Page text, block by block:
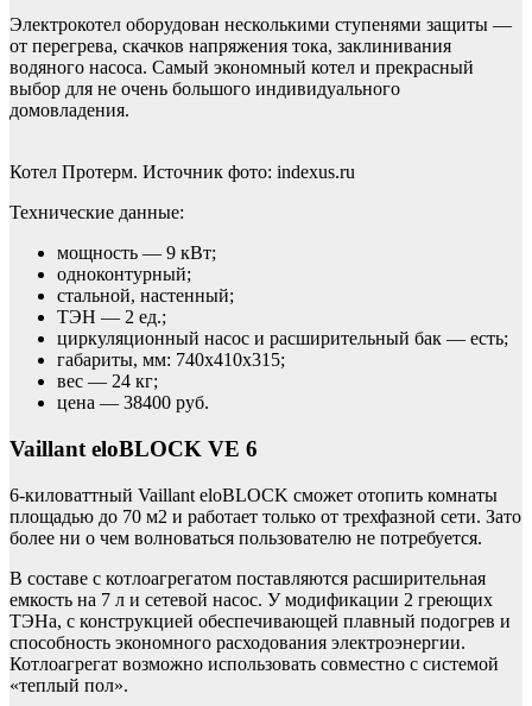
Электрокотел оборудован несколькими ступенями защиты —
от перегрева, скачков напряжения тока, заклинивания
водяного насоса. Самый экономный котел и прекрасный
выбор для не очень большого индивидуального
домовладения.
Котел Протерм. Источник фото: indexus.ru
Технические данные:
мощность — 9 кВт;
одноконтурный;
стальной, настенный;
ТЭН — 2 ед.;
циркуляционный насос и расширительный бак — есть;
габариты, мм: 740х410х315;
вес — 24 кг;
цена — 38400 руб.
Vaillant eloBLOCK VE 6
6-киловаттный Vaillant eloBLOCK сможет отопить комнаты
площадью до 70 м2 и работает только от трехфазной сети. Зато
более ни о чем волноваться пользователю не потребуется.
В составе с котлоагрегатом поставляются расширительная
емкость на 7 л и сетевой насос. У модификации 2 греющих
ТЭНа, с конструкцией обеспечивающей плавный подогрев и
способность экономного расходования электроэнергии.
Котлоагрегат возможно использовать совместно с системой
«теплый пол».